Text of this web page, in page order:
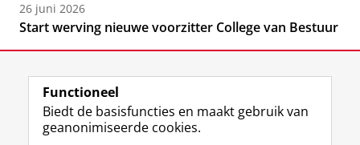
26 juni 2026
Start werving nieuwe voorzitter College van Bestuur
Functioneel
Biedt de basisfuncties en maakt gebruik van
geanonimiseerde cookies.